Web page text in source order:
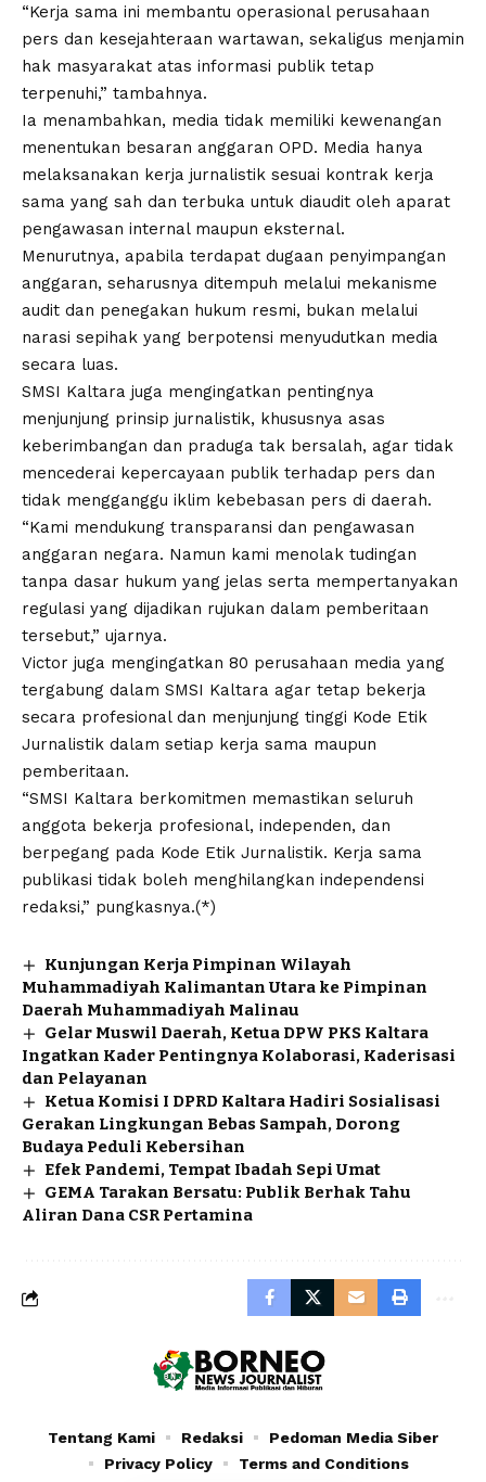
“Kerja sama ini membantu operasional perusahaan
pers dan kesejahteraan wartawan, sekaligus menjamin
hak masyarakat atas informasi publik tetap
terpenuhi,” tambahnya.
Ia menambahkan, media tidak memiliki kewenangan
menentukan besaran anggaran OPD. Media hanya
melaksanakan kerja jurnalistik sesuai kontrak kerja
sama yang sah dan terbuka untuk diaudit oleh aparat
pengawasan internal maupun eksternal.
Menurutnya, apabila terdapat dugaan penyimpangan
anggaran, seharusnya ditempuh melalui mekanisme
audit dan penegakan hukum resmi, bukan melalui
narasi sepihak yang berpotensi menyudutkan media
secara luas.
SMSI Kaltara juga mengingatkan pentingnya
menjunjung prinsip jurnalistik, khususnya asas
keberimbangan dan praduga tak bersalah, agar tidak
mencederai kepercayaan publik terhadap pers dan
tidak mengganggu iklim kebebasan pers di daerah.
“Kami mendukung transparansi dan pengawasan
anggaran negara. Namun kami menolak tudingan
tanpa dasar hukum yang jelas serta mempertanyakan
regulasi yang dijadikan rujukan dalam pemberitaan
tersebut,” ujarnya.
Victor juga mengingatkan 80 perusahaan media yang
tergabung dalam SMSI Kaltara agar tetap bekerja
secara profesional dan menjunjung tinggi Kode Etik
Jurnalistik dalam setiap kerja sama maupun
pemberitaan.
“SMSI Kaltara berkomitmen memastikan seluruh
anggota bekerja profesional, independen, dan
berpegang pada Kode Etik Jurnalistik. Kerja sama
publikasi tidak boleh menghilangkan independensi
redaksi,” pungkasnya.(*)
Kunjungan Kerja Pimpinan Wilayah
Muhammadiyah Kalimantan Utara ke Pimpinan
Daerah Muhammadiyah Malinau
Gelar Muswil Daerah, Ketua DPW PKS Kaltara
Ingatkan Kader Pentingnya Kolaborasi, Kaderisasi
dan Pelayanan
Ketua Komisi I DPRD Kaltara Hadiri Sosialisasi
Gerakan Lingkungan Bebas Sampah, Dorong
Budaya Peduli Kebersihan
Efek Pandemi, Tempat Ibadah Sepi Umat
GEMA Tarakan Bersatu: Publik Berhak Tahu
Aliran Dana CSR Pertamina
Tentang Kami Redaksi
Pedoman Media Siber
Privacy Policy
Terms and Conditions